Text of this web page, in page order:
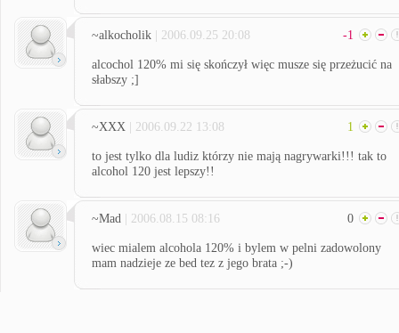
~alkocholik | 2006.09.25 20:08 -1
alcochol 120% mi się skończył więc musze się przeżucić na
słabszy ;]
~XXX | 2006.09.22 13:08 1
to jest tylko dla ludiz którzy nie mają nagrywarki!!! tak to
alcohol 120 jest lepszy!!
~Mad | 2006.08.15 08:16 0
wiec mialem alcohola 120% i bylem w pelni zadowolony
mam nadzieje ze bed tez z jego brata ;-)